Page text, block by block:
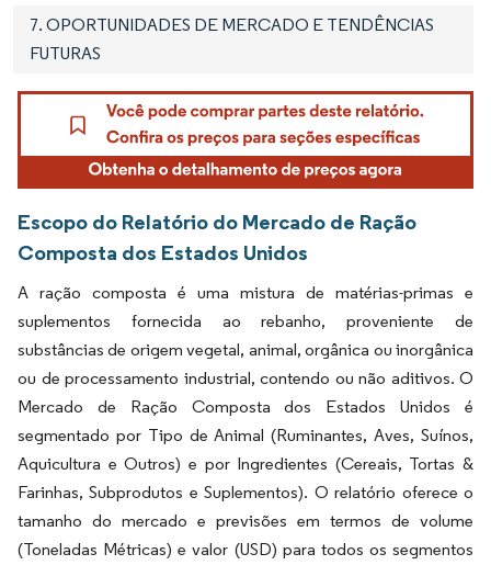
7. OPORTUNIDADES DE MERCADO E TENDÊNCIAS
FUTURAS
Escopo do Relatório do Mercado de Ração
Composta dos Estados Unidos
A ração composta é uma mistura de matérias-primas e
suplementos fornecida ao rebanho, proveniente de
substâncias de origem vegetal, animal, orgânica ou inorgânica
ou de processamento industrial, contendo ou não aditivos. O
Mercado de Ração Composta dos Estados Unidos é
segmentado por Tipo de Animal (Ruminantes, Aves, Suínos,
Aquicultura e Outros) e por Ingredientes (Cereais, Tortas &
Farinhas, Subprodutos e Suplementos). O relatório oferece o
tamanho do mercado e previsões em termos de volume
(Toneladas Métricas) e valor (USD) para todos os segmentos